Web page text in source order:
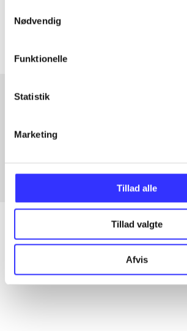
Nødvendig
Funktionelle
Statistik
Marketing
Tillad alle
Tillad valgte
Afvis
Artiklerne i
Fra
Alle registrerede artikler fordelt på